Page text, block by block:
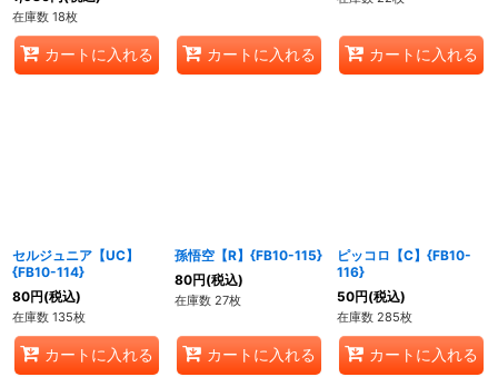
在庫数 18枚
カートに入れる カートに入れる カートに入れる
セルジュニア【UC】
{FB10-114}
80円(税込)
在庫数 135枚
カートに入れる
孫悟空【R】{FB10-115}
80円(税込)
在庫数 27枚
カートに入れる
ピッコロ【C】{FB10-
116}
50円(税込)
在庫数 285枚
カートに入れる